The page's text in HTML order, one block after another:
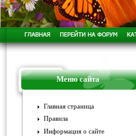
Меню сайта
Главная страница
Правила
Информация о сайте